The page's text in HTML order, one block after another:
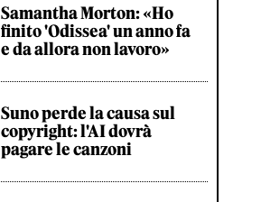
Samantha Morton: «Ho
finito 'Odissea' un anno fa
e da allora non lavoro»
Suno perde la causa sul
copyright: l'AI dovrà
pagare le canzoni